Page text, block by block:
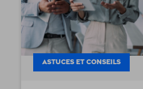
ASTUCES ET CONSEILS